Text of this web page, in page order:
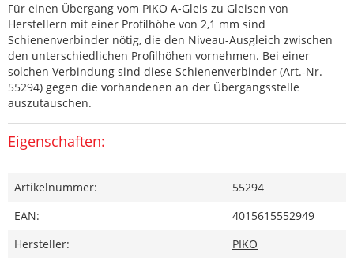
Für einen Übergang vom PIKO A-Gleis zu Gleisen von
Herstellern mit einer Profilhöhe von 2,1 mm sind
Schienenverbinder nötig, die den Niveau-Ausgleich zwischen
den unterschiedlichen Profilhöhen vornehmen. Bei einer
solchen Verbindung sind diese Schienenverbinder (Art.-Nr.
55294) gegen die vorhandenen an der Übergangsstelle
auszutauschen.
Eigenschaften:
Artikelnummer:
55294
EAN:
4015615552949
Hersteller:
PIKO